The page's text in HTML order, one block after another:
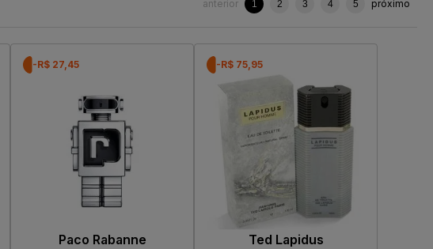
anterior 1 2 3 4 5 próximo
-R$ 27,45
Paco Rabanne
-R$ 75,95
Ted Lapidus